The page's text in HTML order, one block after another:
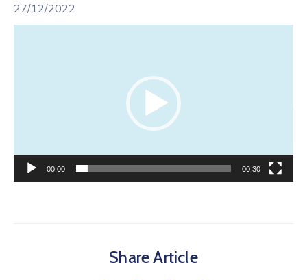
27/12/2022
00:00 00:30
Share Article